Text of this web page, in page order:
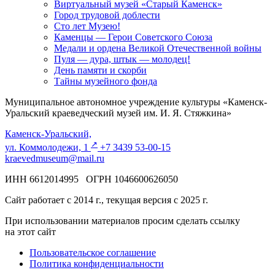
Виртуальный музей «Старый Каменск»
Город трудовой доблести
Сто лет Музею!
Каменцы — Герои Советского Союза
Медали и ордена Великой Отечественной войны
Пуля — дура, штык — молодец!
День памяти и скорби
Тайны музейного фонда
Муниципальное автономное учреждение культуры «Каменск-
Уральский краеведческий музей им. И. Я. Стяжкина»
Каменск-Уральский,
ул. Коммолодежи, 1 ↗️ +7 3439 53-00-15
kraevedmuseum@mail.ru
ИНН 6612014995 ОГРН 1046600626050
Сайт работает с 2014 г., текущая версия с 2025 г.
При использовании материалов просим сделать ссылку
на этот сайт
Пользовательское соглашение
Политика конфиденциальности